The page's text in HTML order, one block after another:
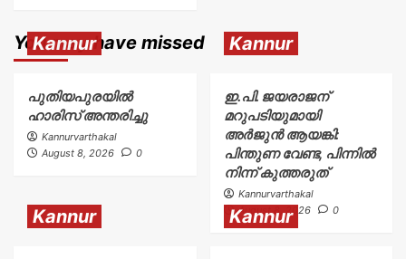
You may have missed
Kannur
പുതിയപുരയിൽ
ഹാരിസ് അന്തരിച്ചു
Kannurvarthakal
August 8, 2026
0
Kannur
ഇ.പി. ജയരാജന്
മറുപടിയുമായി
അർജുൻ ആയങ്കി:
പിന്തുണ വേണ്ട, പിന്നിൽ
നിന്ന് കുത്തരുത്
Kannurvarthakal
August 8, 2026
0
Kannur Kannur